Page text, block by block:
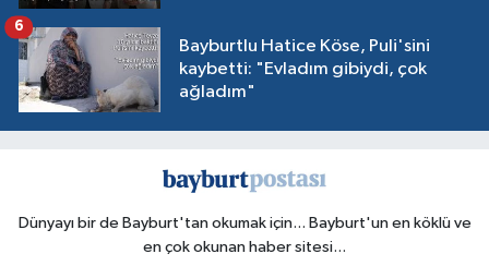
Bayburtlu Hatice Köse, Puli'sini
kaybetti: "Evladım gibiydi, çok
ağladım"
6
Dünyayı bir de Bayburt'tan okumak için... Bayburt'un en köklü ve
en çok okunan haber sitesi...